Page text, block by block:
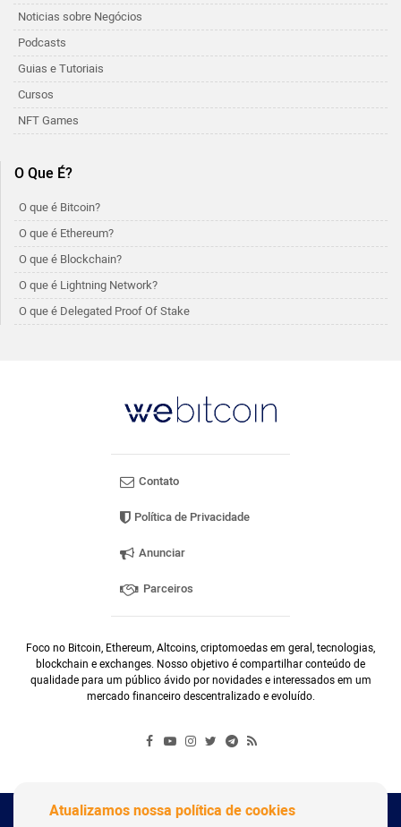
Noticias sobre Negócios
Podcasts
Guias e Tutoriais
Cursos
NFT Games
O Que É?
O que é Bitcoin?
O que é Ethereum?
O que é Blockchain?
O que é Lightning Network?
O que é Delegated Proof Of Stake
Contato
Política de Privacidade
Anunciar
Parceiros
Foco no Bitcoin, Ethereum, Altcoins, criptomoedas em geral, tecnologias,
blockchain e exchanges. Nosso objetivo é compartilhar conteúdo de
qualidade para um público ávido por novidades e interessados em um
mercado financeiro descentralizado e evoluído.
Atualizamos nossa política de cookies